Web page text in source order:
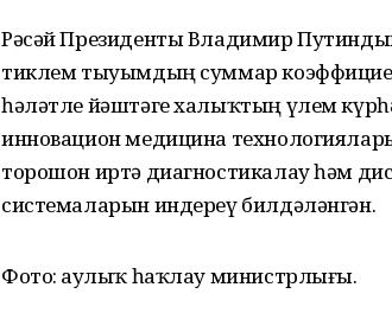
Рәсәй Президенты Владимир
тиклем тыуымдың суммар
һәләтле йәштәге халыҡтың үлем
инновацион медицина
торошон иртә диагностикалау һәм
системаларын индереү билдәләнгән.
Фото: Һаулыҡ һаҡлау министрлығы.